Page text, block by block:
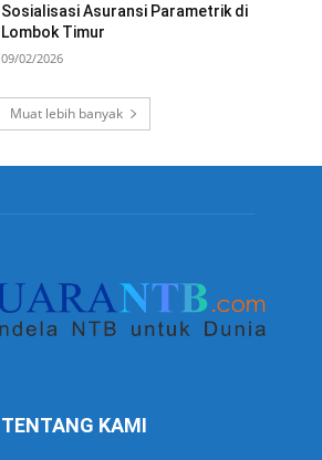
Sosialisasi Asuransi Parametrik di
Lombok Timur
09/02/2026
Muat lebih banyak
TENTANG KAMI